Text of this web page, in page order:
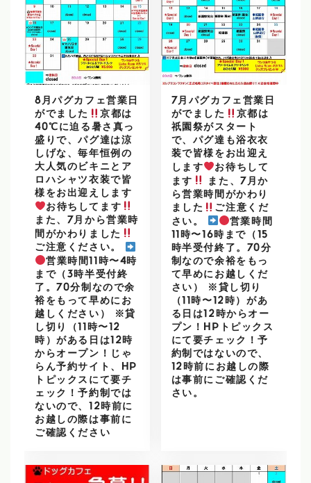
8月パグカフェ営業日
がでました
京都は
40℃に迫る暑さ真っ
盛りで、パグ達は涼
しげな、毎年恒例の
大人気のビキニとア
ロハシャツ衣装で皆
様をお出迎えします
お待ちしてます
また、7月から営業時
間がかわりました
ご注意ください。
営業時間11時〜4時
まで（3時半受付終
了。70分制なので余
裕をもって早めにお
越しください） ※貸
し切り（11時〜12
時）がある日は12時
からオープン！じゃ
らん予約サイト、HP
トピックスにて要チ
ェック！予約制では
ないので、12時前に
お越しの際は事前に
ご確認ください
7月パグカフェ営業日
がでました
京都は
祇園祭がスタート
で、パグ達も浴衣衣
装で皆様をお出迎え
します
お待ちして
ます
また、7月か
ら営業時間がかわり
ました
ご注意くだ
さい。
営業時間
11時〜16時まで（15
時半受付終了。70分
制なので余裕をもっ
て早めにお越しくだ
さい） ※貸し切り
（11時〜12時）があ
る日は12時からオー
プン！HPトピックス
にて要チェック！予
約制ではないので、
12時前にお越しの際
は事前にご確認くだ
さい。